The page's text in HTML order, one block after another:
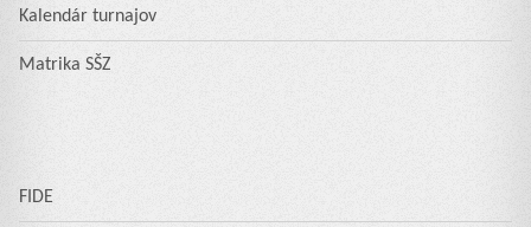
Kalendár turnajov
Matrika SŠZ
FIDE